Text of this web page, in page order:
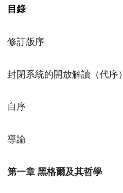
目錄
修訂版序
封閉系統的開放解讀（代序）
自序
導論
第一章 黑格爾及其哲學